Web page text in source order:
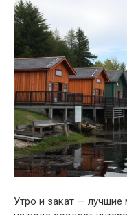
Утро и закат —